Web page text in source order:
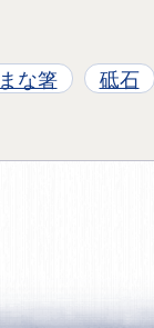
まな箸 砥石